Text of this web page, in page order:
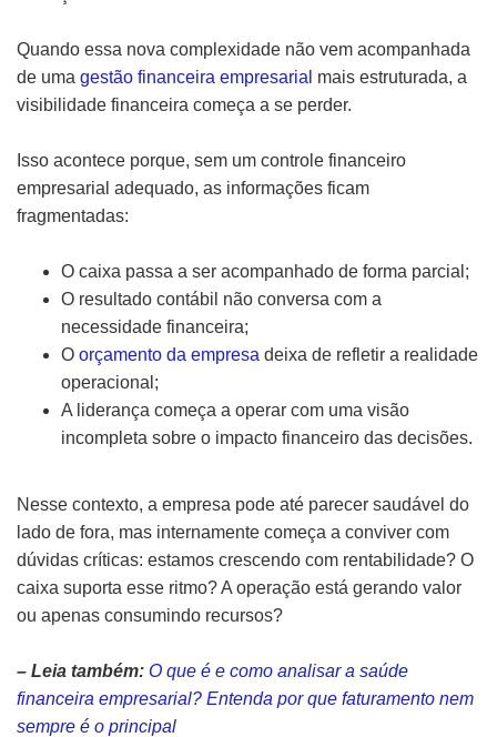
Quando essa nova complexidade não vem acompanhada
de uma gestão financeira empresarial mais estruturada, a
visibilidade financeira começa a se perder.
Isso acontece porque, sem um controle financeiro
empresarial adequado, as informações ficam
fragmentadas:
O caixa passa a ser acompanhado de forma parcial;
O resultado contábil não conversa com a
necessidade financeira;
O orçamento da empresa deixa de refletir a realidade
operacional;
A liderança começa a operar com uma visão
incompleta sobre o impacto financeiro das decisões.
Nesse contexto, a empresa pode até parecer saudável do
lado de fora, mas internamente começa a conviver com
dúvidas críticas: estamos crescendo com rentabilidade? O
caixa suporta esse ritmo? A operação está gerando valor
ou apenas consumindo recursos?
– Leia também: O que é e como analisar a saúde
financeira empresarial? Entenda por que faturamento nem
sempre é o principal